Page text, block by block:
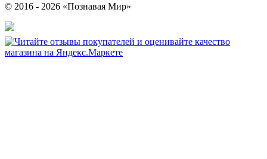
© 2016 - 2026 «Познавая Мир»